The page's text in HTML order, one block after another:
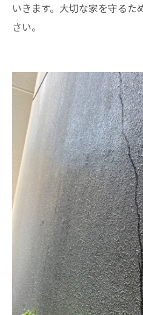
いきます。大切な家を守るた
さい。